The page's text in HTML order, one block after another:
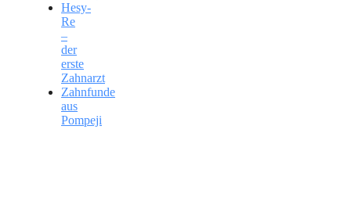
Hesy-
Re
–
der
erste
Zahnarzt
Zahnfunde
aus
Pompeji